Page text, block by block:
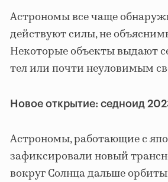
Астрономы все чаще
действуют силы, не
Некоторые объекты выдают
тел или почти неуловимым
Новое открытие: седноид
Астрономы, работающие с
зафиксировали новый
вокруг Солнца дальше